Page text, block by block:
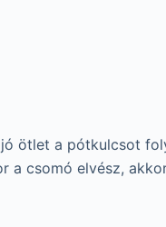
ötlet a pótkulcsot
a csomó elvész,